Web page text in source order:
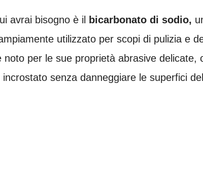
avrai bisogno è il bicarbonato di sodio,
utilizzato per scopi di pulizia e
noto per le sue proprietà abrasive delicate,
senza danneggiare le superfici